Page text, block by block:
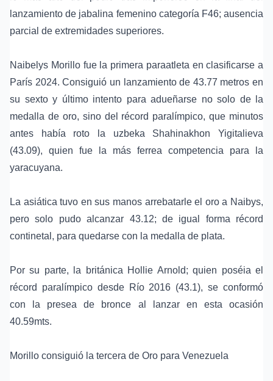
lanzamiento de jabalina femenino categoría F46; ausencia
parcial de extremidades superiores.
Naibelys Morillo fue la primera paraatleta en clasificarse a
París 2024. Consiguió un lanzamiento de 43.77 metros en
su sexto y último intento para adueñarse no solo de la
medalla de oro, sino del récord paralímpico, que minutos
antes había roto la uzbeka Shahinakhon Yigitalieva
(43.09), quien fue la más ferrea competencia para la
yaracuyana.
La asiática tuvo en sus manos arrebatarle el oro a Naibys,
pero solo pudo alcanzar 43.12; de igual forma récord
continetal, para quedarse con la medalla de plata.
Por su parte, la británica Hollie Arnold; quien poséia el
récord paralímpico desde Río 2016 (43.1), se conformó
con la presea de bronce al lanzar en esta ocasión
40.59mts.
Morillo consiguió la tercera de Oro para Venezuela